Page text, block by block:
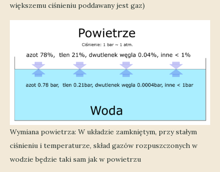
większemu ciśnieniu poddawany jest gaz)
Wymiana powietrza: W układzie zamkniętym, przy stałym
ciśnieniu i temperaturze, skład gazów rozpuszczonych w
wodzie będzie taki sam jak w powietrzu